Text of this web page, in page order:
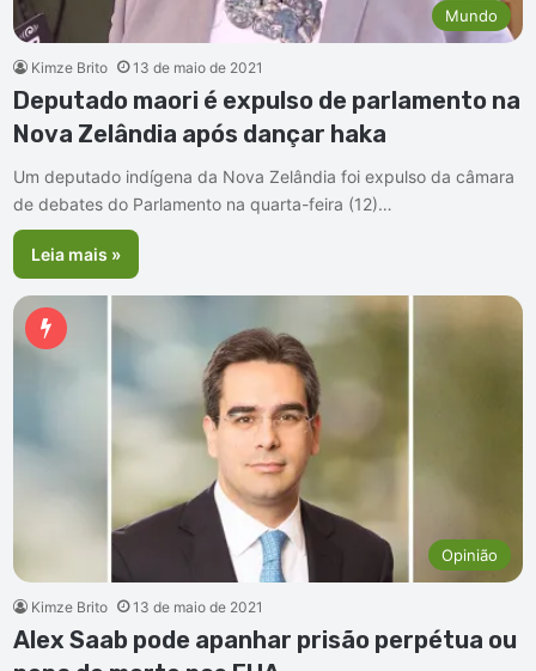
Mundo
Kimze Brito 13 de maio de 2021
Deputado maori é expulso de parlamento na
Nova Zelândia após dançar haka
Um deputado indígena da Nova Zelândia foi expulso da câmara
de debates do Parlamento na quarta-feira (12)…
Leia mais »
Opinião
Kimze Brito 13 de maio de 2021
Alex Saab pode apanhar prisão perpétua ou